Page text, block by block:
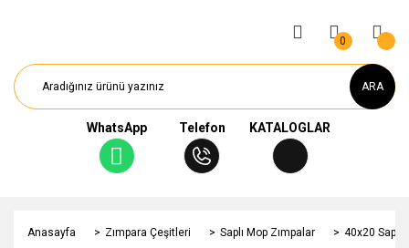
ARA
WhatsApp Telefon KATALOGLAR
0
Anasayfa Zımpara Çeşitleri Saplı Mop Zımpalar 40x20 Saplı